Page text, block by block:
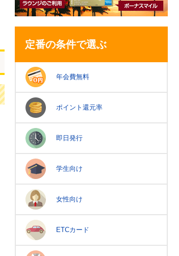
定番の条件で選ぶ
年会費無料
ポイント還元率
即日発行
学生向け
女性向け
ETCカード